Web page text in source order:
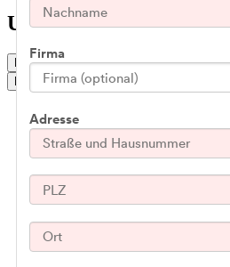
Unterkünfte Surselva
Live Status
Buchen
Firma
Adresse